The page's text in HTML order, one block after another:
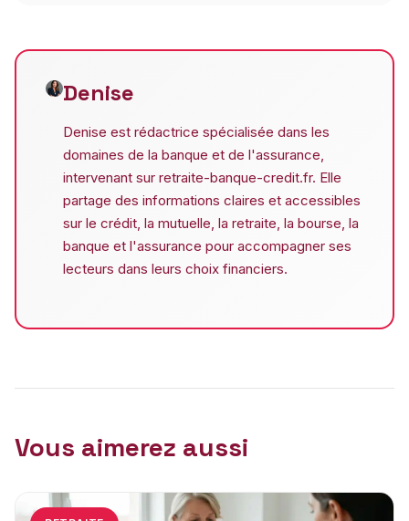
Denise
Denise est rédactrice spécialisée dans les
domaines de la banque et de l'assurance,
intervenant sur retraite-banque-credit.fr. Elle
partage des informations claires et accessibles
sur le crédit, la mutuelle, la retraite, la bourse, la
banque et l'assurance pour accompagner ses
lecteurs dans leurs choix financiers.
Vous aimerez aussi